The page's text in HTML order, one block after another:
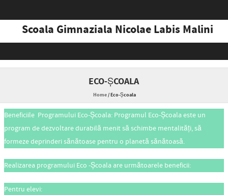
Scoala Gimnaziala Nicolae Labis Malini
Skip to content
ECO-ȘCOALA
Home/Eco-Școala
Beneficiile Programului Eco-Școala: Programul Eco-Școala este un
program de dezvoltare durabilă menit să schimbe mentalități, să
formeze deprinderi sănătoase pentru o planetă sănătoasă.
Realizarea programului Eco -Școala are următoarele beneficii:
Pentru elevi: